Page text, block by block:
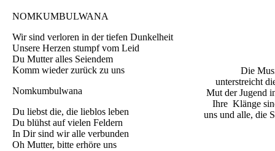
NOMKUMBULWANA
Wir sind verloren in der tiefen Dunkelheit
Unsere Herzen stumpf vom Leid
Du Mutter alles Seiendem
Komm wieder zurück zu uns
Nomkumbulwana
Du liebst die, die lieblos leben
Du blühst auf vielen Feldern
In Dir sind wir alle verbunden
Oh Mutter, bitte erhöre uns
Die
unterstreicht
Mut der Jugend
Ihre Klänge
uns und alle, die